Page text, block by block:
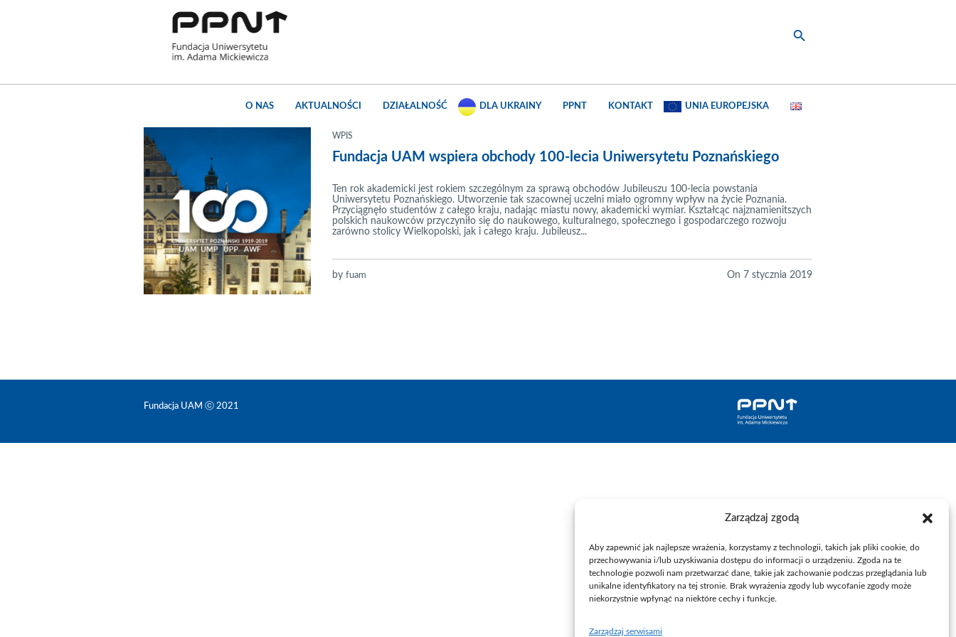
Zarządzaj zgodą
Aby zapewnić jak najlepsze wrażenia, korzystamy z technologii, takich jak pliki cookie, do
przechowywania i/lub uzyskiwania dostępu do informacji o urządzeniu. Zgoda na te
technologie pozwoli nam przetwarzać dane, takie jak zachowanie podczas przeglądania lub
unikalne identyfikatory na tej stronie. Brak wyrażenia zgody lub wycofanie zgody może
niekorzystnie wpłynąć na niektóre cechy i funkcje.
Zarządzaj serwisami
O NAS AKTUALNOŚCI DZIAŁALNOŚĆ DLA UKRAINY PPNT KONTAKT UNIA EUROPEJSKA
WPIS
Fundacja UAM wspiera obchody 100-lecia Uniwersytetu Poznańskiego
Ten rok akademicki jest rokiem szczególnym za sprawą obchodów Jubileuszu 100-lecia powstania
Uniwersytetu Poznańskiego. Utworzenie tak szacownej uczelni miało ogromny wpływ na życie Poznania.
Przyciągnęło studentów z całego kraju, nadając miastu nowy, akademicki wymiar. Kształcąc najznamienitszych
polskich naukowców przyczyniło się do naukowego, kulturalnego, społecznego i gospodarczego rozwoju
zarówno stolicy Wielkopolski, jak i całego kraju. Jubileusz...
On 7 stycznia 2019
by fuam
Fundacja UAM ⓒ 2021